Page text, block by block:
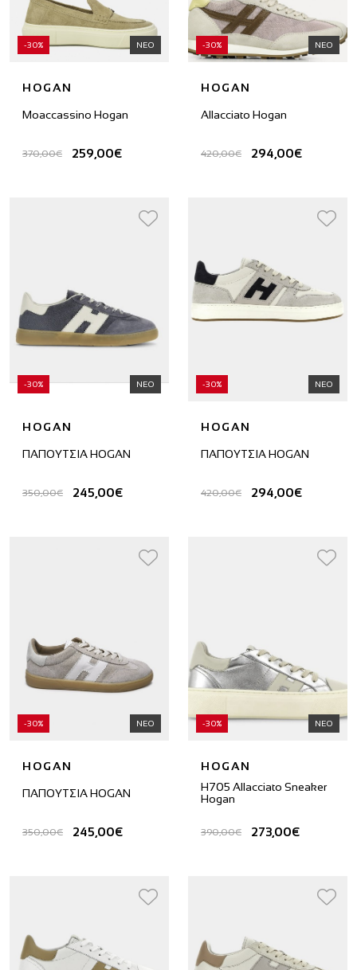
ΝΕΟ
-30%
HOGAN
Moaccassino Hogan
370,00€ 259,00€
ΝΕΟ
-30%
HOGAN
Allacciato Hogan
420,00€ 294,00€
ΝΕΟ
-30%
HOGAN
ΠΑΠΟΥΤΣΙΑ HOGAN
350,00€ 245,00€
ΝΕΟ
-30%
HOGAN
ΠΑΠΟΥΤΣΙΑ HOGAN
420,00€ 294,00€
ΝΕΟ
-30%
HOGAN
ΠΑΠΟΥΤΣΙΑ HOGAN
350,00€ 245,00€
ΝΕΟ
-30%
HOGAN
H705 Allacciato Sneaker
Hogan
390,00€ 273,00€